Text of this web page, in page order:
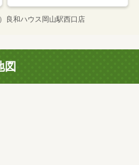
）良和ハウス岡山駅西口店
図